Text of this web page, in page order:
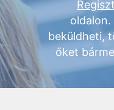
oldalon.
beküldheti,
őket